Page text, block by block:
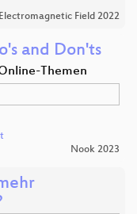
Electromagnetic Field 2022
and Don'ts
Themen
Nook 2023